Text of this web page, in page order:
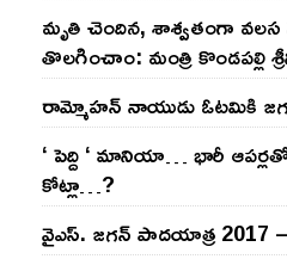
మృతి చెందిన, శాశ్వతంగా వలస
తొల‌గించాం: మంత్రి కొండపల్లి
రామ్మోహ‌న్ నాయుడు ఓట‌మికి
‘ పెద్ది ‘ మానియా… భారీ
కోట్లా…?
వైఎస్‌. జ‌గ‌న్ పాద‌యాత్ర 2017